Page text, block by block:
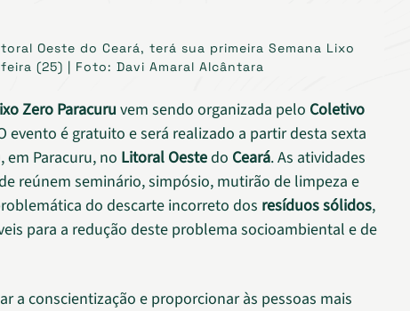
Oeste do Ceará, terá sua primeira Semana Lixo
(25) | Foto: Davi Amaral Alcântara
Zero Paracuru vem sendo organizada pelo Coletivo
evento é gratuito e será realizado a partir desta sexta
em Paracuru, no Litoral Oestedo Ceará. As atividades
reúnem seminário, simpósio, mutirão de limpeza e
do descarte incorreto dos resíduos sólidos,
para a redução deste problema socioambiental e de
a conscientização e proporcionar às pessoas mais